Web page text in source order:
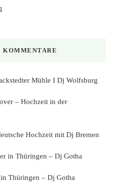
KOMMENTARE
Mühle I Dj Wolfsburg
– Hochzeit in der
Hochzeit mit Dj Bremen
in Thüringen – Dj Gotha
Thüringen – Dj Gotha